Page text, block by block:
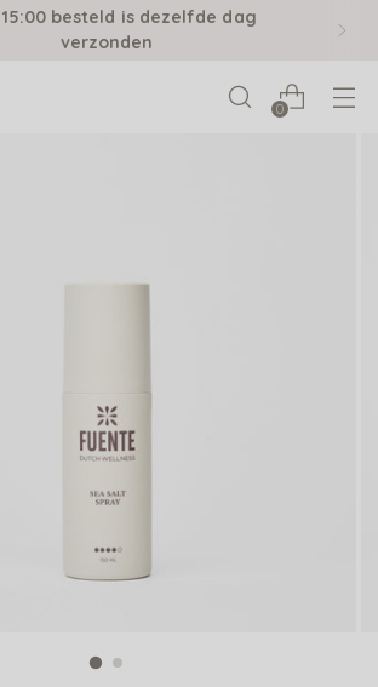
besteld is dezelfde dag
verzonden
0